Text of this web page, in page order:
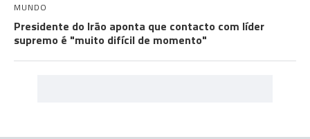
MUNDO
Presidente do Irão aponta que contacto com líder
supremo é "muito difícil de momento"